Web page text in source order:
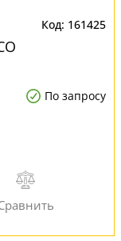
161425
По запросу